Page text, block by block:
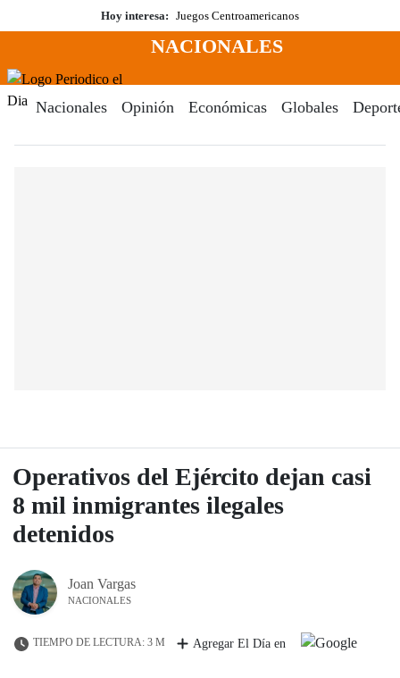
al
Hoy interesa: Juegos Centroamericanos
Menú
NACIONALES
Nacionales Opinión Económicas Globales
Operativos del Ejército dejan casi
8 mil inmigrantes ilegales
detenidos
Joan Vargas
NACIONALES
TIEMPO DE LECTURA: 3 M Agregar El Día en